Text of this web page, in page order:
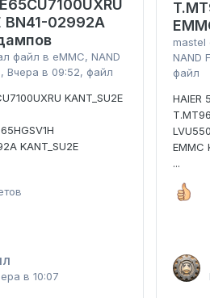
BN41-02992A
файл в eMMC, NAND
,Вчера в 09:52, файл
KANT_SU2E
KANT_SU2E
в 10:07
mastel
NAND
файл
HAIER
EMMC
...